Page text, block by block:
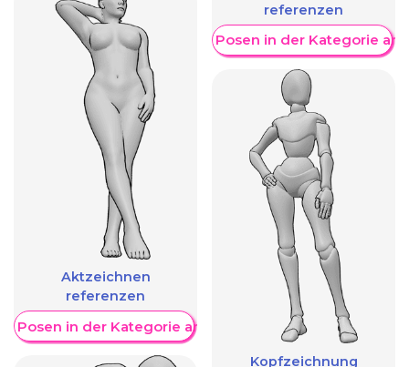
Aktzeichnen
referenzen
Posen in der Kategorie anzeigen
referenzen
Weitere Posen in der Kategorie
Kopfzeichnung